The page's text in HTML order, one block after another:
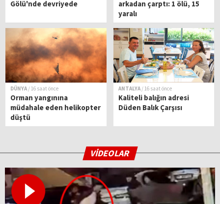
Gölü'nde devriyede
arkadan çarptı: 1 ölü, 15
yaralı
DÜNYA / 16 saat önce
Orman yangınına
müdahale eden helikopter
düştü
ANTALYA / 16 saat önce
Kaliteli balığın adresi
Düden Balık Çarşısı
VİDEOLAR